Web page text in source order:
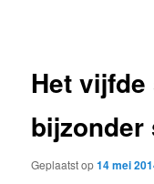
Het
bijzonder
Geplaatst op14 mei